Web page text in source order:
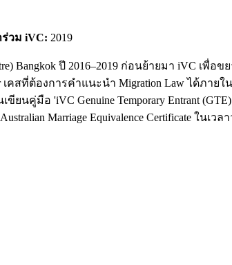
ร่วม iVC: 2019
Bangkok ปี 2016–2019 ก่อนย้ายมา iVC เพื่
คสที่ต้องการคำแนะนำ Migration Law ได้ภาย
ขียนคู่มือ 'iVC Genuine Temporary Entrant
Marriage Equivalence Certificate ในเว